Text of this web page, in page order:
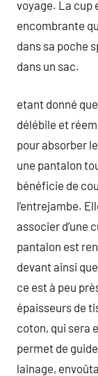
voyage. La cup
encombrante
dans sa poche
dans un sac.
etant donné que
délébile et
pour absorber
une pantalon
bénéficie de
l’entrejambe.
associer d’une
pantalon est
devant ainsi
ce est à peu
épaisseurs de
coton, qui sera
permet de
lainage,